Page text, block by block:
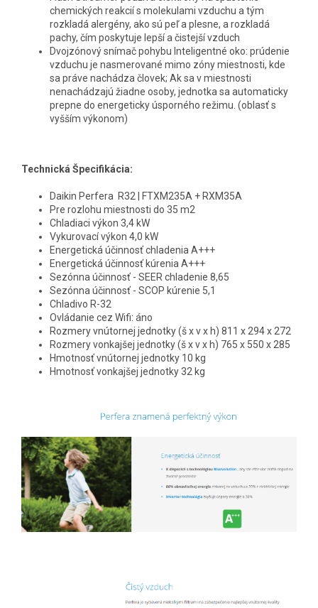
chemických reakcií s molekulami vzduchu a tým
rozkladá alergény, ako sú peľ a plesne, a rozkladá
pachy, čím poskytuje lepší a čistejší vzduch
Dvojzónový snímač pohybu Inteligentné oko: prúdenie
vzduchu je nasmerované mimo zóny miestnosti, kde
sa práve nachádza človek; Ak sa v miestnosti
nenachádzajú žiadne osoby, jednotka sa automaticky
prepne do energeticky úsporného režimu. (oblasť s
vyšším výkonom)
Technická Špecifikácia:
Daikin Perfera R32 | FTXM235A + RXM35A
Pre rozlohu miestnosti do 35 m2
Chladiaci výkon 3,4 kW
Vykurovací výkon 4,0 kW
Energetická účinnosť chladenia A+++
Energetická účinnosť kúrenia A+++
Sezónna účinnosť - SEER chladenie 8,65
Sezónna účinnosť - SCOP kúrenie 5,1
Chladivo R-32
Ovládanie cez Wifi: áno
Rozmery vnútornej jednotky (š x v x h) 811 x 294 x 272
Rozmery vonkajšej jednotky (š x v x h) 765 x 550 x 285
Hmotnosť vnútornej jednotky 10 kg
Hmotnosť vonkajšej jednotky 32 kg